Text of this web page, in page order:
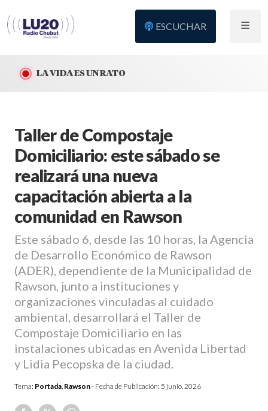
ESCUCHAR
LA VIDA ES UN RATO
Taller de Compostaje
Domiciliario: este sábado se
realizará una nueva
capacitación abierta a la
comunidad en Rawson
Este sábado 6, desde las 10 horas, la Agencia
de Desarrollo Económico de Rawson
(ADER), dependiente de la Municipalidad de
Rawson, junto a instituciones y
organizaciones vinculadas al cuidado
ambiental, desarrollará el Taller de
Compostaje Domiciliario en las
instalaciones ubicadas en Avenida Libertad
y Lidia Pecopska de la ciudad.
Tema: Portada, Rawson- Fecha de Publicación: 5 junio, 2026